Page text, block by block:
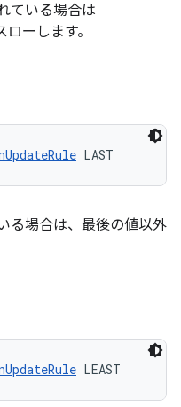
ている場合は
ローします。
LAST
る場合は、最後の値以外
LEAST